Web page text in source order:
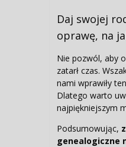
Daj swojej
oprawę, na
Nie pozwól, aby
zatarł czas.
nami wprawiły
Dlatego warto
najpiękniejszym
Podsumowując,
genealogiczne